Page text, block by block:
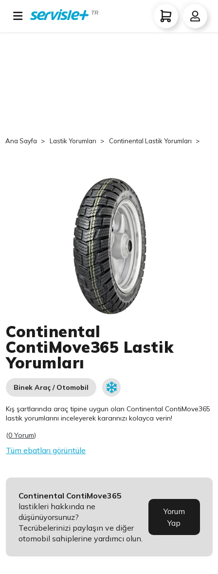
TR
Ana Sayfa Lastik Yorumları Continental Lastik Yorumları
Continental
ContiMove365 Lastik
Yorumları
Binek Araç / Otomobil
Kış şartlarında araç tipine uygun olanContinental ContiMove365
lastik yorumlarını inceleyerek kararınızı kolayca verin!
(0 Yorum)
Tüm ebatları görüntüle
Continental ContiMove365
lastikleri hakkında ne
düşünüyorsunuz?
Tecrübelerinizi paylaşın ve diğer
otomobil sahiplerine yardımcı olun.
Yorum
Yap